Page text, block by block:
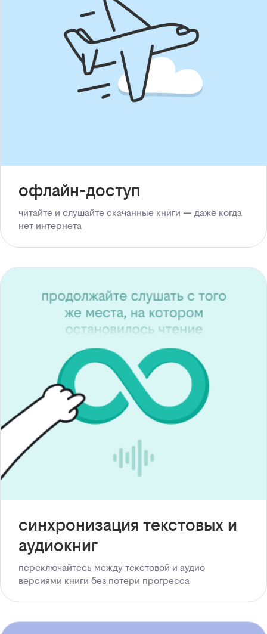
офлайн-доступ
читайте и слушайте скачанные книги — даже когда
нет интернета
синхронизация текстовых и
аудиокниг
переключайтесь между текстовой и аудио
версиями книги без потери прогресса